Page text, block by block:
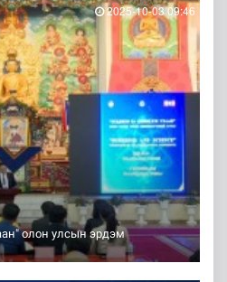
олон улсын эрдэм
2025-10-03 09:46